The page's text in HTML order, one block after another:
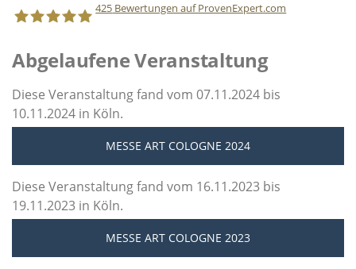
Staff Direct GmbH
425 Bewertungen auf ProvenExpert.com
Abgelaufene Veranstaltung
Diese Veranstaltung fand vom 07.11.2024 bis
10.11.2024 in Köln.
MESSE ART COLOGNE 2024
Diese Veranstaltung fand vom 16.11.2023 bis
19.11.2023 in Köln.
MESSE ART COLOGNE 2023